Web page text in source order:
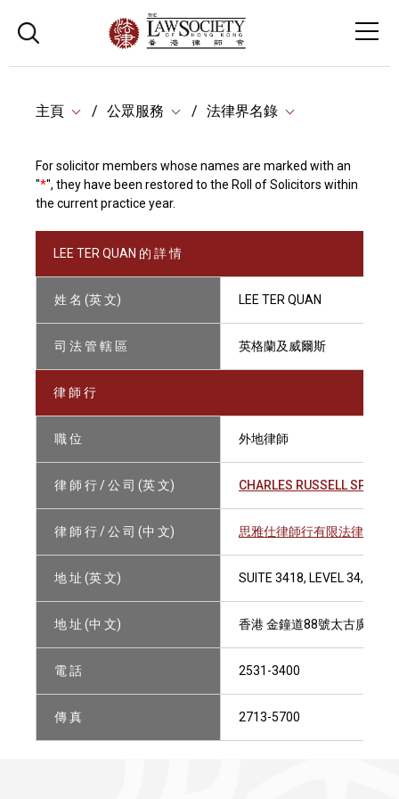
主頁 公眾服務 法律界名錄
For solicitor members whose names are marked with an
"*", they have been restored to the Roll of Solicitors within
the current practice year.
LEE TER QUAN 的 詳 情
姓 名 (英 文) LEE TER QUAN
司 法 管 轄 區 英格蘭及威爾斯
律 師 行
職 位 外地律師
律 師 行 / 公 司 (英 文) CHARLES RUSSELL
律 師 行 / 公 司 (中 文) 思雅仕律師行有限法律責任
地 址 (英 文) SUITE 3418, LEVEL 34, TWO
地 址 (中 文) 香港 金鐘道88號太古廣場2
電 話 2531-3400
傳 真 2713-5700